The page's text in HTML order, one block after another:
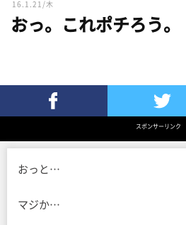
16.1.21/木
おっ。これポチろう。
Twitterでツイート
スポンサーリンク
おっと…
マジか…